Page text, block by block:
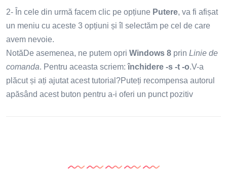
2- În cele din urmă facem clic pe opțiune Putere, va fi afișat
un meniu cu aceste 3 opțiuni și îl selectăm pe cel de care
avem nevoie.
NotăDe asemenea, ne putem opri Windows 8 prin Linie de
comanda. Pentru aceasta scriem:închidere -s -t -o.V-a
plăcut și ați ajutat acest tutorial?Puteți recompensa autorul
apăsând acest buton pentru a-i oferi un punct pozitiv